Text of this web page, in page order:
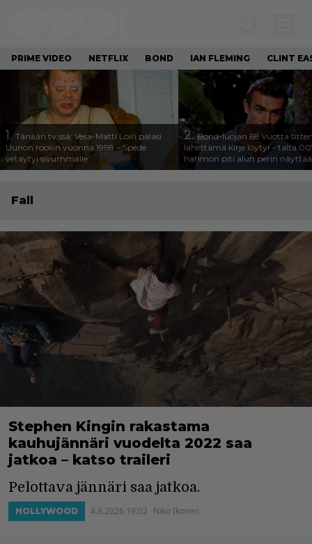
PRIME VIDEO NETFLIX BOND IAN FLEMING CLINT
1. Tänään tv:ssä: Vesa-Matti Loiri palasi
Uunon rooliin vuonna 1998 – Spede
vetäytyi sivummalle
2.Bond-luojan 68 vuotta
lähettämä kirje löytyi – tältä
hahmon piti alun perin näyttää
Fall
Stephen Kingin rakastama
kauhujännäri vuodelta 2022 saa
jatkoa – katso traileri
Pelottava jännäri saa jatkoa.
HOLLYWOOD 4.6.2026 19:02 Niko Ikonen